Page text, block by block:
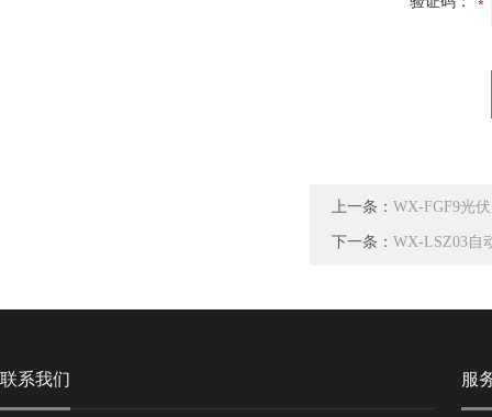
上一条： WX-FGF9光
下一条： WX-LSZ03自
联系我们 服